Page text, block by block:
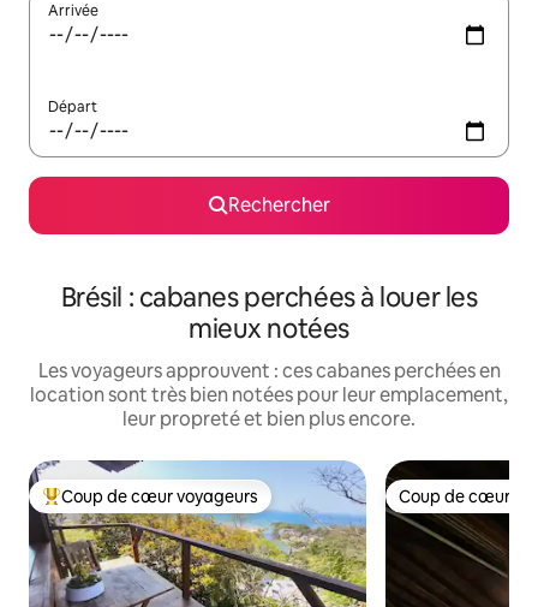
Arrivée
Départ
Rechercher
Brésil : cabanes perchées à louer les
mieux notées
Les voyageurs approuvent : ces cabanes perchées en
location sont très bien notées pour leur emplacement,
leur propreté et bien plus encore.
Coups de cœur voyageurs les plus appréciés
Coup de cœur voyageurs Coup de cœur
Coup de cœur